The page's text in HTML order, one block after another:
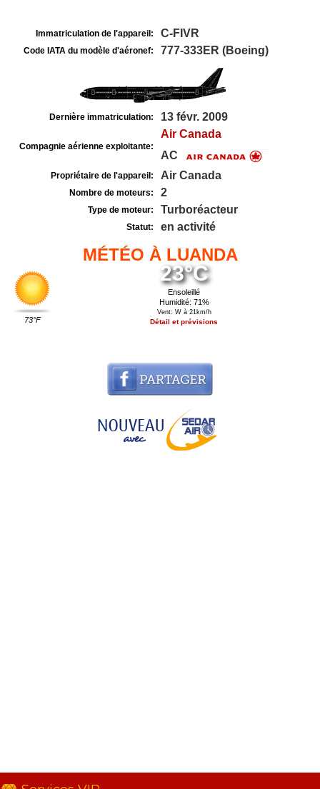
Immatriculation de l'appareil: C-FIVR
Code IATA du modèle d'aéronef: 777-333ER (Boeing)
Dernière immatriculation: 13 févr. 2009
Compagnie aérienne exploitante:
Air Canada
AC
Propriétaire de l'appareil: Air Canada
Nombre de moteurs: 2
Type de moteur: Turboréacteur
Statut: en activité
MÉTÉO À LUANDA
73°F
23°C
Ensoleillé
Humidité: 71%
Vent: W à 21km/h
Détail et prévisions